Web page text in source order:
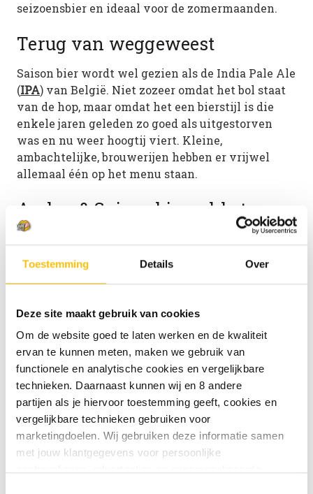
Toestemming Details Over
Deze site maakt gebruik van cookies
Om de website goed te laten werken en de kwaliteit
ervan te kunnen meten, maken we gebruik van
functionele en analytische cookies en vergelijkbare
technieken. Daarnaast kunnen wij en 8 andere
partijen als je hiervoor toestemming geeft, cookies en
vergelijkbare technieken gebruiken voor
marketingdoelen. Wij gebruiken deze informatie samen
met jouw klantgegevens voor persoonlijke
seizoensbier en ideaal voor de zomermaanden.
Terug van weggeweest
Saison bier wordt wel gezien als de India Pale Ale
(IPA) van België. Niet zozeer omdat het bol staat
van de hop, maar omdat het een bierstijl is die
enkele jaren geleden zo goed als uitgestorven
was en nu weer hoogtij viert. Kleine,
ambachtelijke, brouwerijen hebben er vrijwel
allemaal één op het menu staan.
Amber & Saison bierpakket
Amber & Saison bierpakket
€33.50